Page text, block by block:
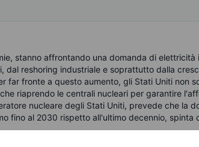
stanno affrontando una domanda di elettricità
reshoring industriale e soprattutto dalla
far fronte a questo aumento, gli Stati Uniti non
riaprendo le centrali nucleari per garantire
nucleare degli Stati Uniti, prevede che la
fino al 2030 rispetto all'ultimo decennio, spinta